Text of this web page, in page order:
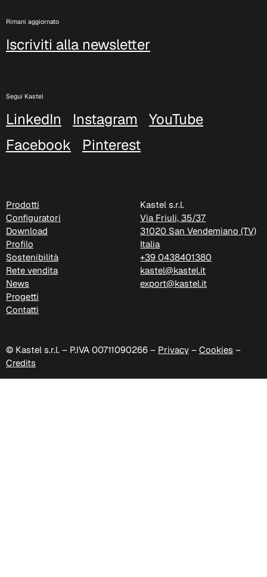
Rimani aggiornato
Iscriviti alla newsletter
Segui Kastel
LinkedIn Instagram
YouTube
Facebook
Pinterest
Prodotti
Configuratori
Download
Profilo
Sostenibilità
Rete vendita
News
Progetti
Contatti
Kastel s.r.l.
Via Friuli, 35/37
31020 San Vendemiano (TV)
Italia
+39 0438401380
kastel@kastel.it
export@kastel.it
© Kastel s.r.l. – P.IVA 00711090266 – Privacy – Cookies –
Credits